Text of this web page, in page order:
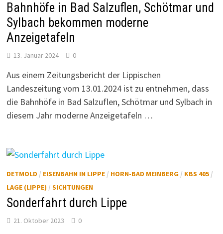
Bahnhöfe in Bad Salzuflen, Schötmar und
Sylbach bekommen moderne
Anzeigetafeln
13. Januar 2024 0
Aus einem Zeitungsbericht der Lippischen
Landeszeitung vom 13.01.2024 ist zu entnehmen, dass
die Bahnhöfe in Bad Salzuflen, Schötmar und Sylbach in
diesem Jahr moderne Anzeigetafeln …
DETMOLD / EISENBAHN IN LIPPE/ HORN-BAD MEINBERG/ KBS 405/
LAGE (LIPPE) / SICHTUNGEN
Sonderfahrt durch Lippe
21. Oktober 2023 0